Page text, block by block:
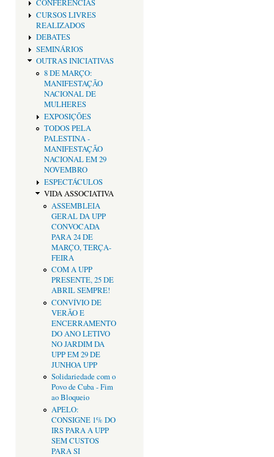
CONFERÊNCIAS
CURSOS LIVRES
REALIZADOS
DEBATES
SEMINÁRIOS
OUTRAS INICIATIVAS
8 DE MARÇO:
MANIFESTAÇÃO
NACIONAL DE
MULHERES
EXPOSIÇÕES
TODOS PELA
PALESTINA -
MANIFESTAÇÃO
NACIONAL EM 29
NOVEMBRO
ESPECTÁCULOS
VIDA ASSOCIATIVA
ASSEMBLEIA
GERAL DA UPP
CONVOCADA
PARA 24 DE
MARÇO, TERÇA-
FEIRA
COM A UPP
PRESENTE, 25 DE
ABRIL SEMPRE!
CONVÍVIO DE
VERÃO E
ENCERRAMENTO
DO ANO LETIVO
NO JARDIM DA
UPP EM 29 DE
JUNHOA UPP
Solidariedade com o
Povo de Cuba - Fim
ao Bloqueio
APELO:
CONSIGNE 1% DO
IRS PARA A UPP
SEM CUSTOS
PARA SI